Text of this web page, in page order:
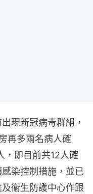
現新冠病毒群組，
再多兩名病人確
，即目前共12人確
染控制措施，並已
衞生防護中心作跟